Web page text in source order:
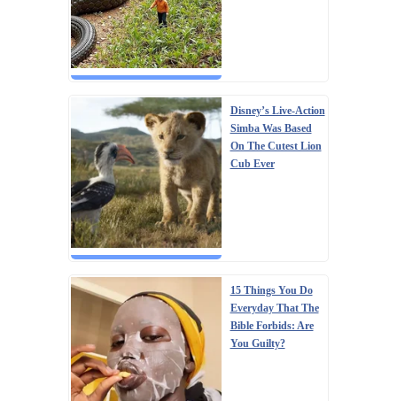
Disney’s Live-Action
Simba Was Based
On The Cutest Lion
Cub Ever
15 Things You Do
Everyday That The
Bible Forbids: Are
You Guilty?